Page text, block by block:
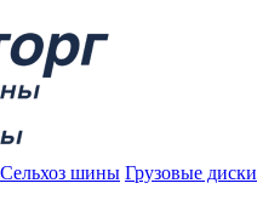
Сельхоз шины Грузовые диски